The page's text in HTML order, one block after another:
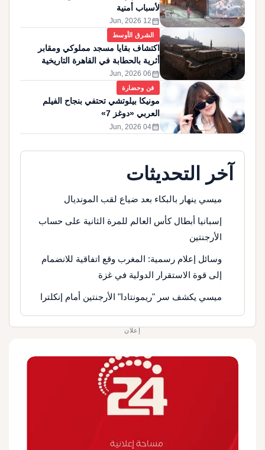
لأسباب أمنية
calendar_month
12 Jun, 2026
الشرق الأوسط
اكتشاف بقايا مسجد مملوكي ومقابر
أثرية بالحطابة في القاهرة التاريخية
calendar_month
06 Jun, 2026
فن وحضارة
مونيكا بيلوتشي تحتفي بنجاح الفيلم
العربي «دوغز 7»
calendar_month
04 Jun, 2026
آخر التحديثات
ميسي ينهار بالبكاء بعد ضياع لقب المونديال
إسبانيا أبطال كأس العالم للمرة الثانية على حساب
الأرجنتين
وسائل إعلام رسمية: المغرب وقع اتفاقية للانضمام
إلى قوة الاستقرار الدولية في غزة
ميسي يكشف سر "ريمونتادا" الأرجنتين أمام إنكلترا
إعلان